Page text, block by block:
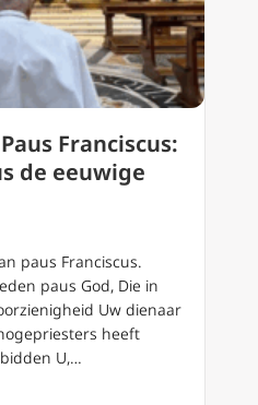
Franciscus:
de eeuwige
paus Franciscus.
paus God, Die in
Uw dienaar
heeft
U,…
voor Paus Franciscus: Geef